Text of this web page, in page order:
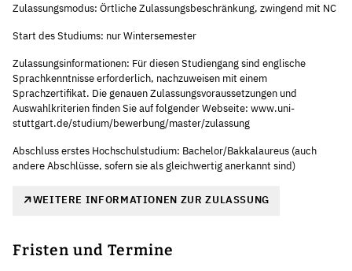
Zulassungsmodus: Örtliche Zulassungsbeschränkung, zwingend mit NC
Start des Studiums: nur Wintersemester
Zulassungsinformationen: Für diesen Studiengang sind englische
Sprachkenntnisse erforderlich, nachzuweisen mit einem
Sprachzertifikat. Die genauen Zulassungsvoraussetzungen und
Auswahlkriterien finden Sie auf folgender Webseite: www.uni-
stuttgart.de/studium/bewerbung/master/zulassung
Abschluss erstes Hochschulstudium: Bachelor/Bakkalaureus (auch
andere Abschlüsse, sofern sie als gleichwertig anerkannt sind)
WEITERE INFORMATIONEN ZUR ZULASSUNG
Fristen und Termine